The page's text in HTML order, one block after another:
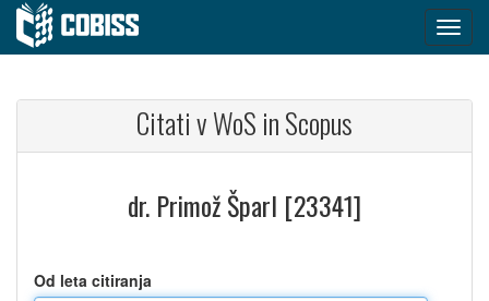
Citati v WoS in Scopus
dr. Primož Šparl [23341]
Od leta citiranja